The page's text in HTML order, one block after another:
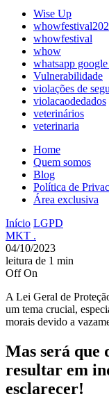
Wise Up
whowfestival
whow
whatsapp
Vulnerabilidade
violações de
violacaodedados
veterinários
veterinaria
Home
Quem somos
Blog
Política de
Área exclusiva
Início LGPD
MKT .
04/10/2023
leitura de 1 min
Off On
A Lei Geral de
um tema crucial,
morais devido a
Mas será que
resultar em
esclarecer!